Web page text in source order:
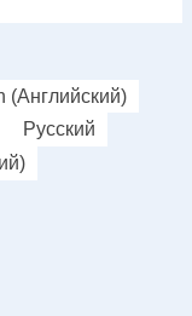
(Английский)
Русский
)